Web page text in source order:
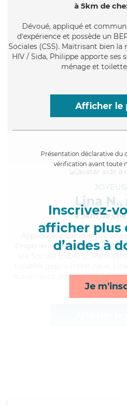
à 5km de
Dévoué, appliqué et
d'expérience et possède un
Sociales (CSS). Maitrisant bien
HIV / Sida, Philippe apporte ses
ménage et
Afficher le
Présentation déclarative du
vérification avant toute
Inscrivez-
afficher plus
d’aides à
Je
Lina N.,
à 5km de
, expérimentée et
d'expérience et possède un
surveillance de nuit, ménage,